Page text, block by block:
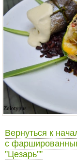
Вернуться к
с
"Цезарь""